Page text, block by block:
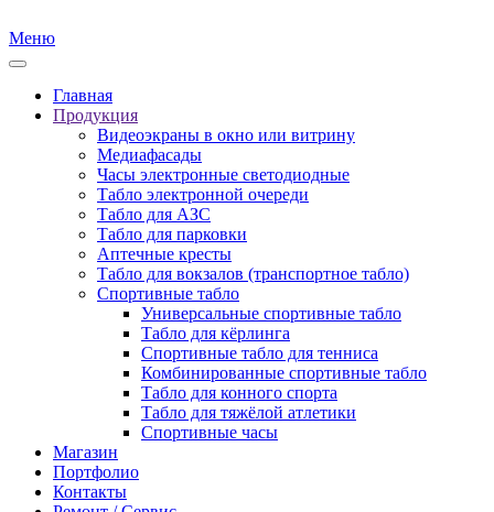
Меню
Главная
Продукция
Видеоэкраны в окно или витрину
Медиафасады
Часы электронные светодиодные
Табло электронной очереди
Табло для АЗС
Табло для парковки
Аптечные кресты
Табло для вокзалов (транспортное табло)
Спортивные табло
Универсальные спортивные табло
Табло для кёрлинга
Спортивные табло для тенниса
Комбинированные спортивные табло
Табло для конного спорта
Табло для тяжёлой атлетики
Спортивные часы
Магазин
Портфолио
Контакты